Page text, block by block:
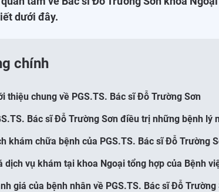
dưới đây.
chính
thiệu chung về PGS.TS. Bác sĩ Đỗ Trường Sơn
Bác sĩ Đỗ Trường Sơn điều trị những bệnh lý
khám chữa bệnh của PGS.TS. Bác sĩ Đỗ Trường
dịch vụ khám tại khoa Ngoại tổng hợp của Bệnh
giá của bệnh nhân về PGS.TS. Bác sĩ Đỗ Trường